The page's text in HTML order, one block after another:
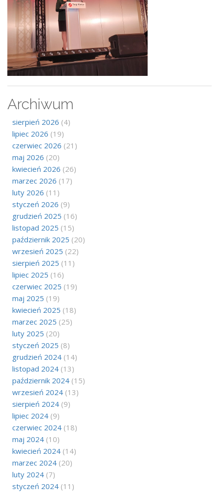
Archiwum
sierpień 2026 (4)
lipiec 2026 (19)
czerwiec 2026 (21)
maj 2026 (20)
kwiecień 2026 (26)
marzec 2026 (17)
luty 2026 (11)
styczeń 2026 (9)
grudzień 2025 (16)
listopad 2025 (15)
październik 2025 (20)
wrzesień 2025 (22)
sierpień 2025 (11)
lipiec 2025 (16)
czerwiec 2025 (19)
maj 2025 (19)
kwiecień 2025 (18)
marzec 2025 (25)
luty 2025 (20)
styczeń 2025 (8)
grudzień 2024 (14)
listopad 2024 (13)
październik 2024 (15)
wrzesień 2024 (13)
sierpień 2024 (9)
lipiec 2024 (9)
czerwiec 2024 (18)
maj 2024 (10)
kwiecień 2024 (14)
marzec 2024 (20)
luty 2024 (7)
styczeń 2024 (11)